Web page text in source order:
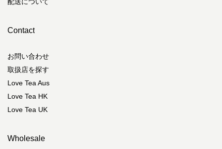
Contact
お問い合わせ
取扱店を探す
Love Tea Aus
Love Tea HK
Love Tea UK
Wholesale